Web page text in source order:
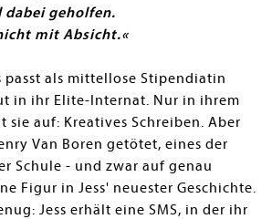
dabei geholfen.
mit Absicht.«
passt als mittellose Stipendiatin
in ihr Elite-Internat. Nur in ihrem
sie auf: Kreatives Schreiben. Aber
Van Boren getötet, eines der
Schule - und zwar auf genau
Figur in Jess' neuester Geschichte.
Jess erhält eine SMS, in der ihr